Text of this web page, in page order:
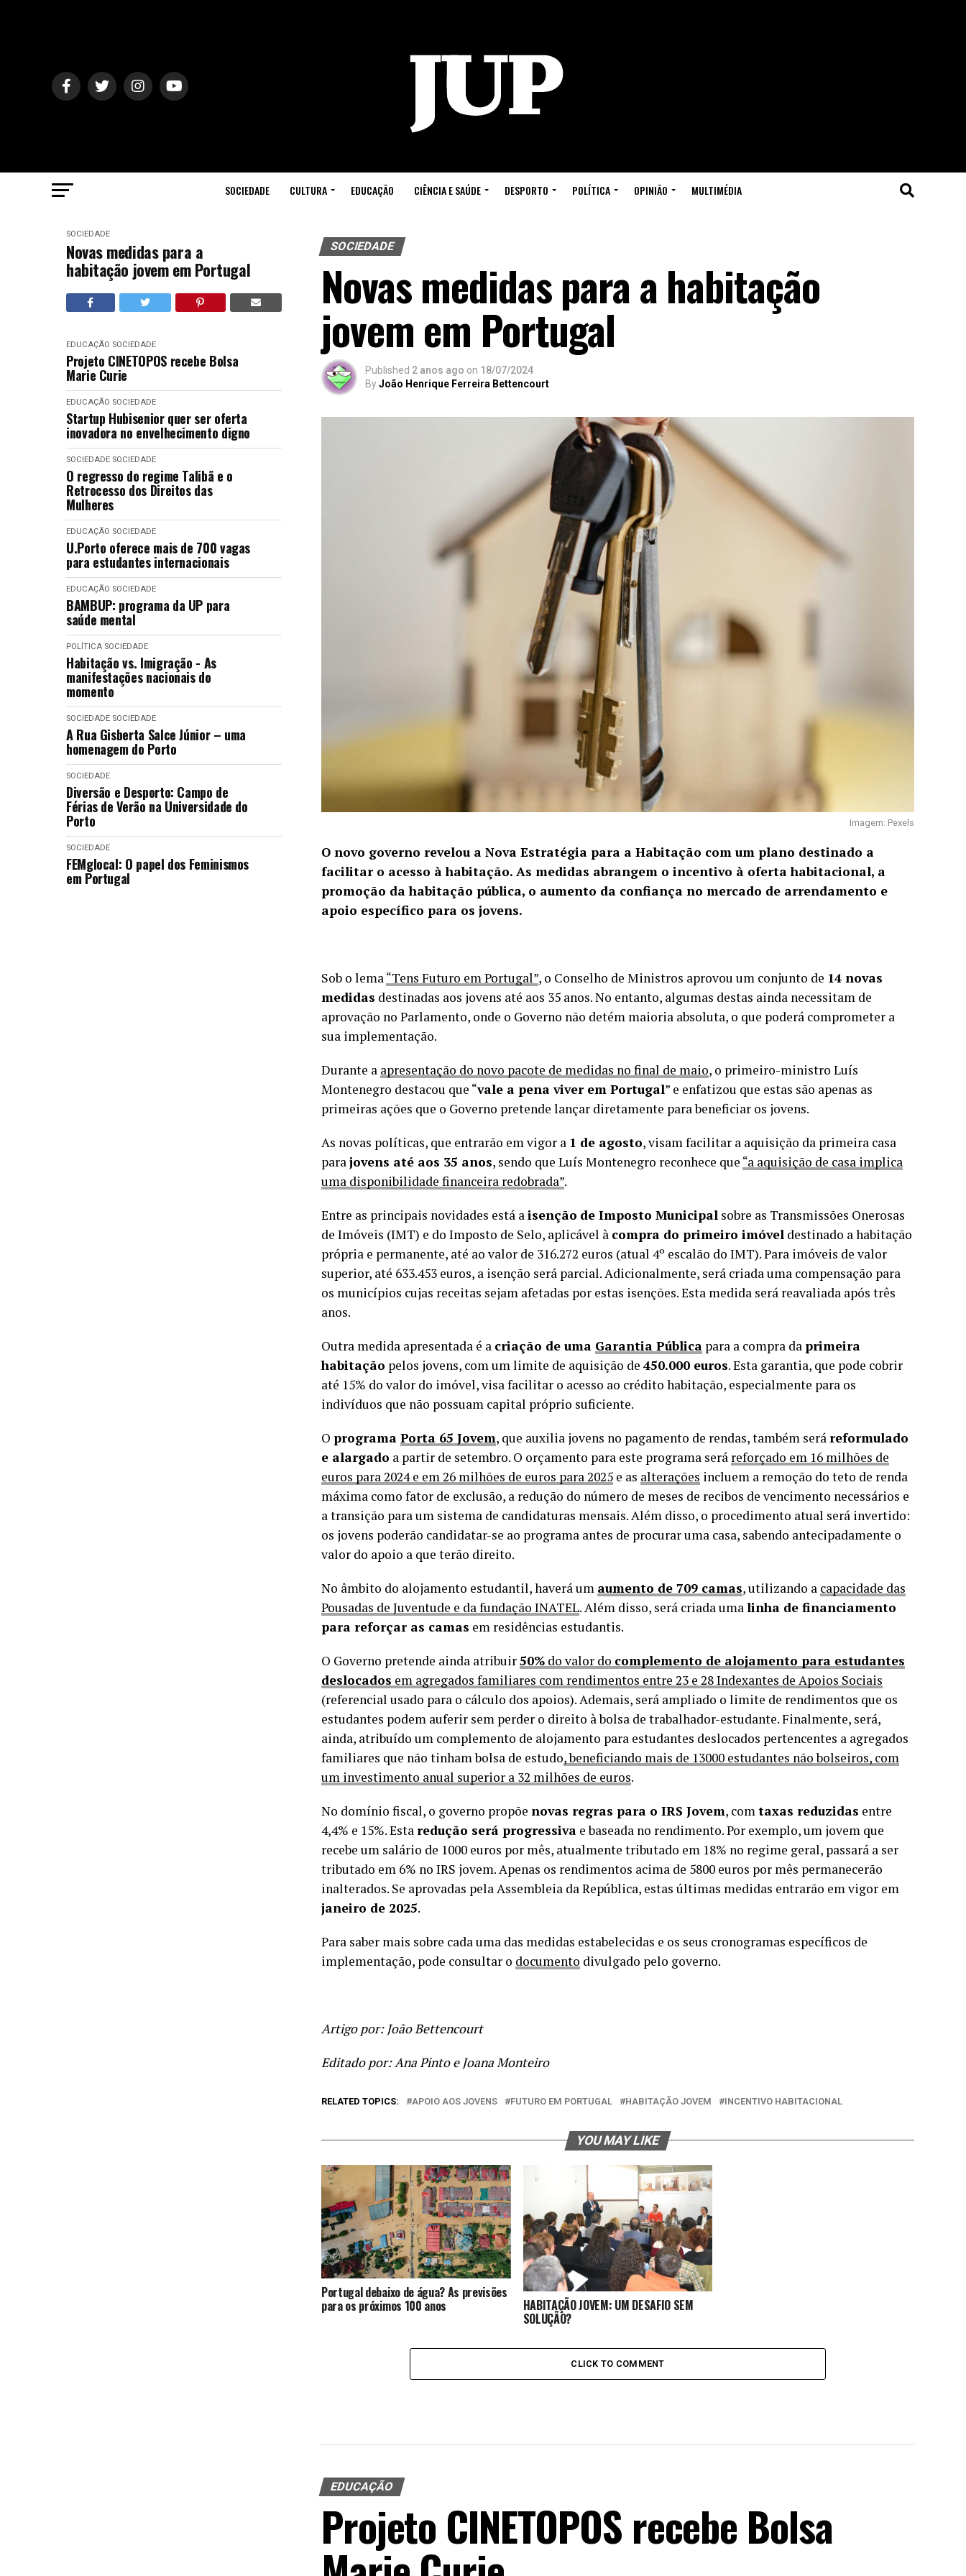
SOCIEDADE CULTURA EDUCAÇÃO CIÊNCIA E SAÚDE DESPORTO POLÍTICA OPINIÃO MULTIMÉDIA
SOCIEDADE
Novas medidas para a
habitação jovem em Portugal
EDUCAÇÃO SOCIEDADE
Projeto CINETOPOS recebe Bolsa
Marie Curie
EDUCAÇÃO SOCIEDADE
Startup Hubisenior quer ser oferta
inovadora no envelhecimento digno
SOCIEDADE SOCIEDADE
O regresso do regime Talibã e o
Retrocesso dos Direitos das
Mulheres
EDUCAÇÃO SOCIEDADE
U.Porto oferece mais de 700 vagas
para estudantes internacionais
EDUCAÇÃO SOCIEDADE
BAMBUP: programa da UP para
saúde mental
POLÍTICA SOCIEDADE
Habitação vs. Imigração - As
manifestações nacionais do
momento
SOCIEDADE SOCIEDADE
A Rua Gisberta Salce Júnior – uma
homenagem do Porto
SOCIEDADE
Diversão e Desporto: Campo de
Férias de Verão na Universidade do
Porto
SOCIEDADE
FEMglocal: O papel dos Feminismos
em Portugal
SOCIEDADE
Novas medidas para a habitação
jovem em Portugal
Published 2 anos ago on 18/07/2024
ByJoão Henrique Ferreira Bettencourt
Imagem: Pexels
O novo governo revelou a Nova Estratégia para a Habitação com um plano destinado a
facilitar o acesso à habitação. As medidas abrangem o incentivo à oferta habitacional, a
promoção da habitação pública, o aumento da confiança no mercado de arrendamento e
apoio específico para os jovens.
Sob o lema“Tens Futuro em Portugal”, o Conselho de Ministros aprovou um conjunto de 14 novas
medidas destinadas aos jovens até aos 35 anos. No entanto, algumas destas ainda necessitam de
aprovação no Parlamento, onde o Governo não detém maioria absoluta, o que poderá comprometer a
sua implementação.
Durante a apresentação do novo pacote de medidas no final de maio, o primeiro-ministro Luís
Montenegro destacou que “vale a pena viver em Portugal” e enfatizou que estas são apenas as
primeiras ações que o Governo pretende lançar diretamente para beneficiar os jovens.
As novas políticas, que entrarão em vigor a 1 de agosto, visam facilitar a aquisição da primeira casa
parajovens até aos 35 anos, sendo que Luís Montenegro reconhece que “a aquisição de casa implica
uma disponibilidade financeira redobrada”.
Entre as principais novidades está aisenção de Imposto Municipal sobre as Transmissões Onerosas
de Imóveis (IMT) e do Imposto de Selo, aplicável à compra do primeiro imóvel destinado a habitação
própria e permanente, até ao valor de 316.272 euros (atual 4º escalão do IMT). Para imóveis de valor
superior, até 633.453 euros, a isenção será parcial. Adicionalmente, será criada uma compensação para
os municípios cujas receitas sejam afetadas por estas isenções. Esta medida será reavaliada após três
anos.
Outra medida apresentada é a criação de uma Garantia Pública para a compra da primeira
habitação pelos jovens, com um limite de aquisição de 450.000 euros. Esta garantia, que pode cobrir
até 15% do valor do imóvel, visa facilitar o acesso ao crédito habitação, especialmente para os
indivíduos que não possuam capital próprio suficiente.
O programa Porta 65 Jovem, que auxilia jovens no pagamento de rendas, também seráreformulado
e alargado a partir de setembro. O orçamento para este programa será reforçado em 16 milhões de
euros para 2024 e em 26 milhões de euros para 2025 e as alterações incluem a remoção do teto de renda
máxima como fator de exclusão, a redução do número de meses de recibos de vencimento necessários e
a transição para um sistema de candidaturas mensais. Além disso, o procedimento atual será invertido:
os jovens poderão candidatar-se ao programa antes de procurar uma casa, sabendo antecipadamente o
valor do apoio a que terão direito.
No âmbito do alojamento estudantil, haverá um aumento de 709 camas, utilizando a capacidade das
Pousadas de Juventude e da fundação INATEL. Além disso, será criada umalinha de financiamento
para reforçar as camas em residências estudantis.
O Governo pretende ainda atribuir50% do valor do complemento de alojamento para estudantes
deslocados em agregados familiares com rendimentos entre 23 e 28 Indexantes de Apoios Sociais
(referencial usado para o cálculo dos apoios). Ademais, será ampliado o limite de rendimentos que os
estudantes podem auferir sem perder o direito à bolsa de trabalhador-estudante. Finalmente, será,
ainda, atribuído um complemento de alojamento para estudantes deslocados pertencentes a agregados
familiares que não tinham bolsa de estudo, beneficiando mais de 13000 estudantes não bolseiros, com
um investimento anual superior a 32 milhões de euros.
No domínio fiscal, o governo propõe novas regras para o IRS Jovem, comtaxas reduzidas entre
4,4% e 15%. Estaredução será progressiva e baseada no rendimento. Por exemplo, um jovem que
recebe um salário de 1000 euros por mês, atualmente tributado em 18% no regime geral, passará a ser
tributado em 6% no IRS jovem. Apenas os rendimentos acima de 5800 euros por mês permanecerão
inalterados. Se aprovadas pela Assembleia da República, estas últimas medidas entrarão em vigor em
janeiro de 2025.
Para saber mais sobre cada uma das medidas estabelecidas e os seus cronogramas específicos de
implementação, pode consultar o documento divulgado pelo governo.
Artigo por: João Bettencourt
Editado por: Ana Pinto e Joana Monteiro
RELATED TOPICS: APOIO AOS JOVENS FUTURO EM PORTUGAL HABITAÇÃO JOVEM INCENTIVO HABITACIONAL
YOU MAY LIKE
Portugal debaixo de água? As previsões
para os próximos 100 anos HABITAÇÃO JOVEM: UM DESAFIO SEM
SOLUÇÃO?
CLICK TO COMMENT
EDUCAÇÃO
Projeto CINETOPOS recebe Bolsa